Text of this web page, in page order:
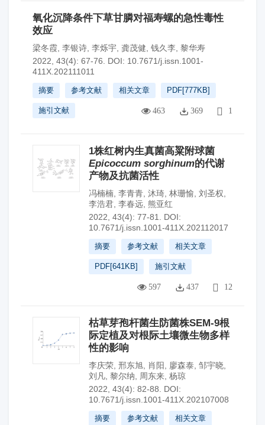
氧化沉降条件下草甘膦对福寿螺的急性毒性
效应
梁冬霞 李银诗 李烁宇 龚茂健 钱久李 黎华寿
2022, 43(4): 67-76.
DOI: 10.7671/j.issn.1001-
411X.202111011
摘要 参考文献 相关文章 PDF[777KB]
施引文献 463 369 1
1株红树内生真菌高粱附球菌
Epicoccum sorghinum的代谢
产物及抗菌活性
冯楠楠 李青青 沐琦 林珊愉 刘圣权
李浩君 李春远 熊亚红
2022, 43(4): 77-81.
DOI:
10.7671/j.issn.1001-411X.202112017
摘要 参考文献 相关文章
PDF[641KB] 施引文献
597 437 12
枯草芽孢杆菌生防菌株SEM-9根
际定植及对根际土壤微生物多样
性的影响
李庆荣 邢东旭 肖阳 廖森泰 邹宇晓
刘凡 黎尔纳 周东来 杨琼
2022, 43(4): 82-88.
DOI:
10.7671/j.issn.1001-411X.202107008
摘要 参考文献 相关文章